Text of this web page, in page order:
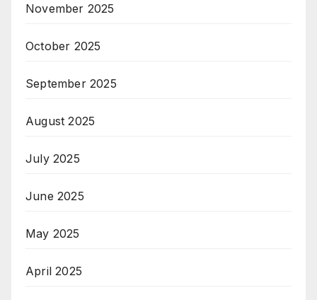
November 2025
October 2025
September 2025
August 2025
July 2025
June 2025
May 2025
April 2025